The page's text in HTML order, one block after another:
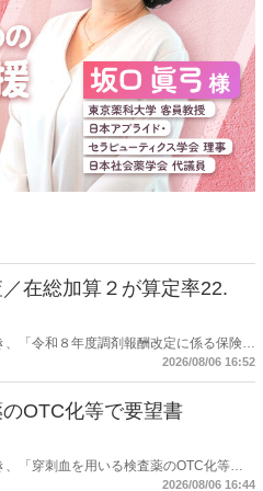
在総加算２が算定率22.
「令和８年度調剤報酬改定に係る保険薬
制加算2の算定率が22.1％から3.3％へ大
2026/08/06 16:52
OTC化等で要望書
「穿刺血を用いる検査薬のOTC化等に
2026/08/06 16:44